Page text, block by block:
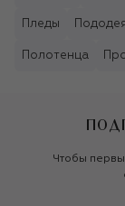
Пледы
Полотенца
Чтобы